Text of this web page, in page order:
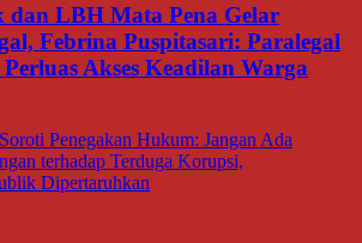
dan LBH Mata Pena Gelar
Febrina Puspitasari: Paralegal
Akses Keadilan Warga